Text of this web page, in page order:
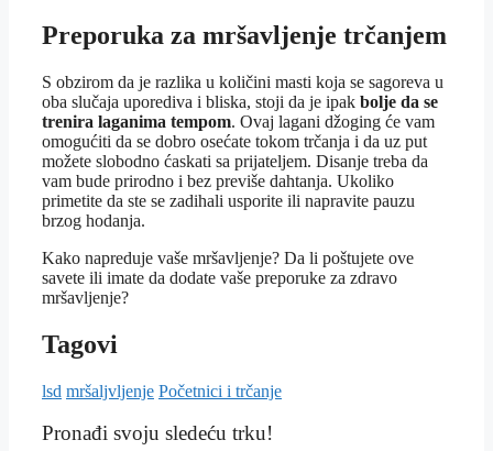
Preporuka za mršavljenje trčanjem
S obzirom da je razlika u količini masti koja se sagoreva u
oba slučaja uporediva i bliska, stoji da je ipak bolje da se
trenira laganima tempom. Ovaj lagani džoging će vam
omogućiti da se dobro osećate tokom trčanja i da uz put
možete slobodno ćaskati sa prijateljem. Disanje treba da
vam bude prirodno i bez previše dahtanja. Ukoliko
primetite da ste se zadihali usporite ili napravite pauzu
brzog hodanja.
Kako napreduje vaše mršavljenje? Da li poštujete ove
savete ili imate da dodate vaše preporuke za zdravo
mršavljenje?
Tagovi
lsd mršaljvljenje Početnici i trčanje
Pronađi svoju sledeću trku!